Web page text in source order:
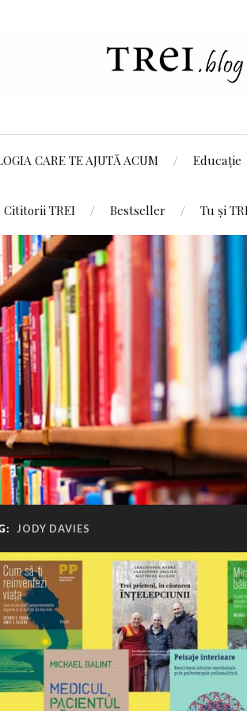
CARE TE AJUTĂ ACUM Educație
Cititorii TREI Bestseller Tu și
JODY DAVIES